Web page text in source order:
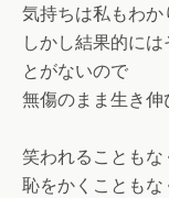
気持ちは私もわか
しかし結果的に
とがないので
無傷のまま生き伸
笑われることもな
恥をかくこともな